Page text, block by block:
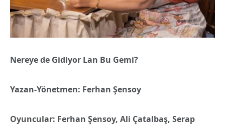
Nereye de Gidiyor Lan Bu Gemi?
Yazan-Yönetmen: Ferhan Şensoy
Oyuncular: Ferhan Şensoy, Ali Çatalbaş, Serap